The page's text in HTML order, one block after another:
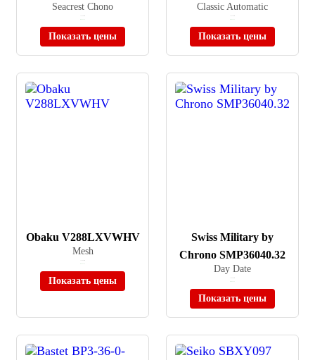
Seacrest Chono
Показать цены
Classic Automatic
Показать цены
Obaku V288LXVWHV
Mesh
Показать цены
Swiss Military by
Chrono SMP36040.32
Day Date
Показать цены